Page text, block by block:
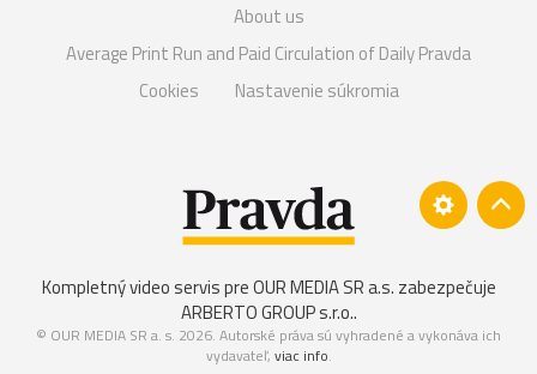
About us
Average Print Run and Paid Circulation of Daily Pravda
Cookies
Nastavenie súkromia
Kompletný video servis pre OUR MEDIA SR a.s. zabezpečuje
ARBERTO GROUP s.r.o..
© OUR MEDIA SR a. s. 2026. Autorské práva sú vyhradené a vykonáva ich
vydavateľ, viac info.